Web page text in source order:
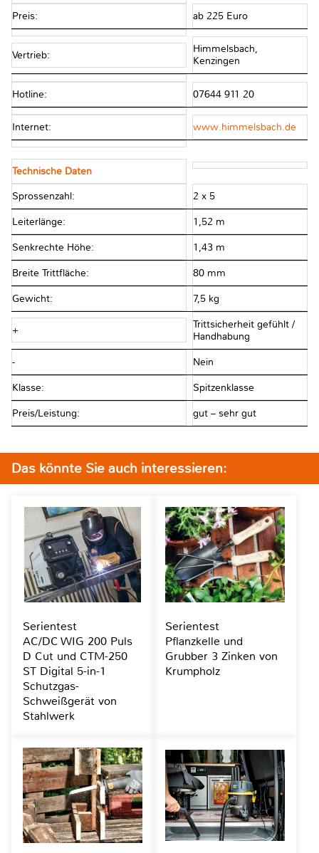
Preis: ab 225 Euro
Vertrieb:
Himmelsbach,
Kenzingen
Hotline: 07644 911 20
Internet: www.himmelsbach.de
Technische Daten
Sprossenzahl: 2 x 5
Leiterlänge: 1,52 m
Senkrechte Höhe: 1,43 m
Breite Trittfläche: 80 mm
Gewicht: 7,5 kg
+
Trittsicherheit gefühlt /
Handhabung
- Nein
Klasse: Spitzenklasse
Preis/Leistung: gut – sehr gut
Das könnte Sie auch interessieren:
Serientest
AC/DC WIG 200 Puls
D Cut und CTM-250
ST Digital 5-in-1
Schutzgas-
Schweißgerät von
Stahlwerk
Serientest
Pflanzkelle und
Grubber 3 Zinken von
Krumpholz